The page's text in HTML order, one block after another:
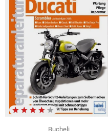
Bucheli